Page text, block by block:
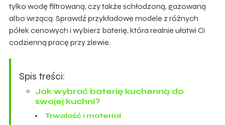
tylko wodę filtrowaną, czy także schłodzoną, gazowaną
albo wrzącą. Sprawdź przykładowe modele z różnych
półek cenowych i wybierz baterię, która realnie ułatwi Ci
codzienną pracę przy zlewie.
Spis treści:
Jak wybrać baterię kuchenną do
swojej kuchni?
Trwałość i materiał